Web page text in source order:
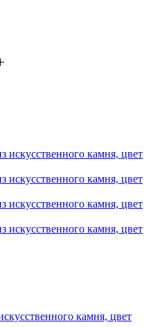
камня, цвет